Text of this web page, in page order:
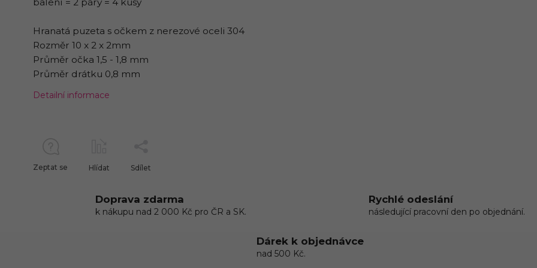
Hranatá puzeta s očkem z nerezové oceli 304
Rozměr 10 x 2 x 2mm
Průměr očka 1,5 - 1,8 mm
Průměr drátku 0,8 mm
Detailní informace
Zeptat se Hlídat Sdílet
Doprava zdarma
k nákupu nad 2 000 Kč pro ČR a SK.
Rychlé odeslání
následující pracovní den po objednání.
Dárek k objednávce
nad 500 Kč.